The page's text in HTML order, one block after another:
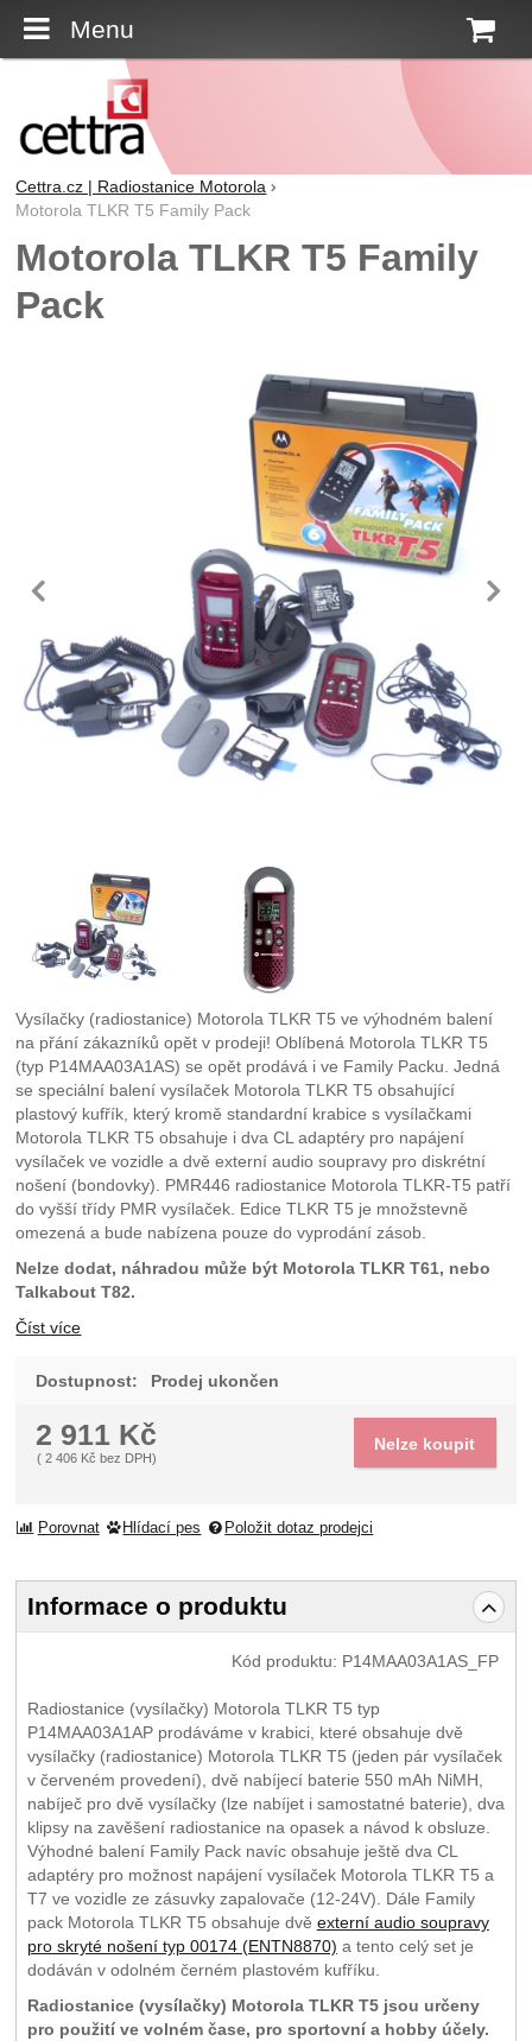
Menu
Cettra.cz | Radiostanice Motorola
Motorola TLKR T5 Family Pack
Motorola TLKR T5 Family
Pack
předchozí
Fotografie
Vysílačky (radiostanice) Motorola TLKR T5 ve výhodném balení
na přání zákazníků opět v prodeji! Oblíbená Motorola TLKR T5
(typ P14MAA03A1AS) se opět prodává i ve Family Packu. Jedná
se speciální balení vysílaček Motorola TLKR T5 obsahující
plastový kufřík, který kromě standardní krabice s vysílačkami
Motorola TLKR T5 obsahuje i dva CL adaptéry pro napájení
vysílaček ve vozidle a dvě externí audio soupravy pro diskrétní
nošení (bondovky). PMR446 radiostanice Motorola TLKR-T5 patří
do vyšší třídy PMR vysílaček. Edice TLKR T5 je množstevně
omezená a bude nabízena pouze do vyprodání zásob.
Nelze dodat, náhradou může být Motorola TLKR T61, nebo
Talkabout T82.
Číst více
Dostupnost: Prodej ukončen
2 911 Kč
(2 406 Kč bez DPH)
Nelze koupit
Porovnat Hlídací pes Položit dotaz prodejci
Informace o produktu
Kód produktu: P14MAA03A1AS_FP
Radiostanice (vysílačky) Motorola TLKR T5 typ
P14MAA03A1AP prodáváme v krabici, které obsahuje dvě
vysílačky (radiostanice) Motorola TLKR T5 (jeden pár vysílaček
v červeném provedení), dvě nabíjecí baterie 550 mAh NiMH,
nabíječ pro dvě vysílačky (lze nabíjet i samostatné baterie), dva
klipsy na zavěšení radiostanice na opasek a návod k obsluze.
Výhodné balení Family Pack navíc obsahuje ještě dva CL
adaptéry pro možnost napájení vysílaček Motorola TLKR T5 a
T7 ve vozidle ze zásuvky zapalovače (12-24V). Dále Family
pack Motorola TLKR T5 obsahuje dvě externí audio soupravy
pro skryté nošení typ 00174 (ENTN8870) a tento celý set je
dodáván v odolném černém plastovém kufříku.
Radiostanice (vysílačky) Motorola TLKR T5 jsou určeny
pro použití ve volném čase, pro sportovní a hobby účely.